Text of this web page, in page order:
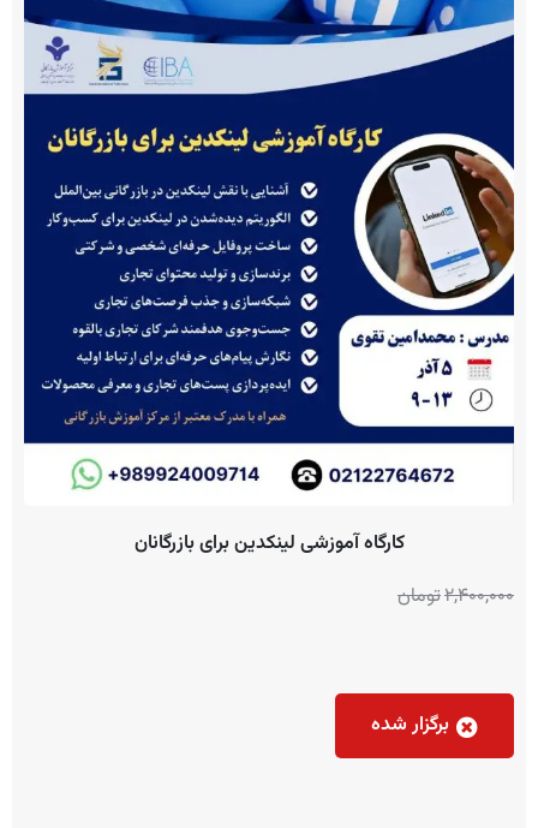
کارگاه آموزشی لینکدین برای بازرگانان
تومان2,400,000
برگزار شده